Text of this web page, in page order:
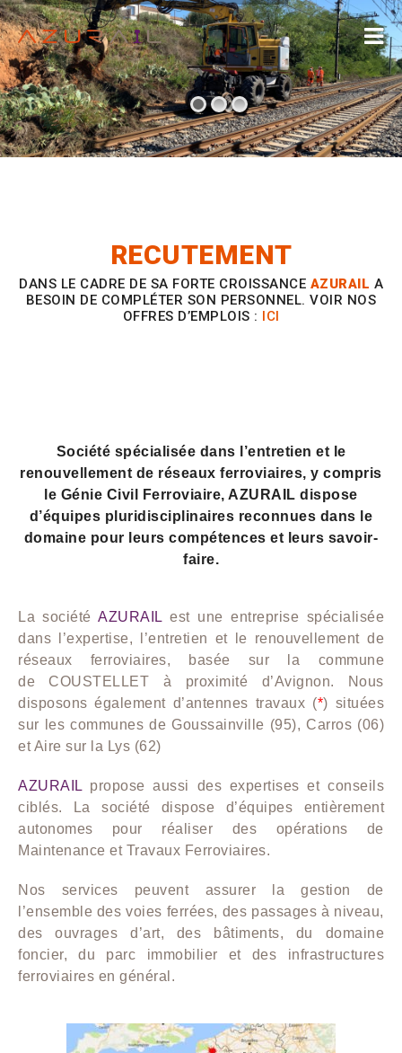
RECUTEMENT
DANS LE CADRE DE SA FORTE CROISSANCE AZURAIL A
BESOIN DE COMPLÉTER SON PERSONNEL. VOIR NOS
OFFRES D’EMPLOIS : ICI
Société spécialisée dans l’entretien et le
renouvellement de réseaux ferroviaires, y compris
le Génie Civil Ferroviaire, AZURAIL dispose
d’équipes pluridisciplinaires reconnues dans le
domaine pour leurs compétences et leurs savoir-
faire.
La sociétéAZURAIL est une entreprise spécialisée
dans l’expertise, l’entretien et le renouvellement de
réseaux ferroviaires, basée sur la commune
de COUSTELLET à proximité d’Avignon. Nous
disposons également d’antennes travaux (*) situées
sur les communes de Goussainville (95), Carros (06)
et Aire sur la Lys (62)
AZURAIL propose aussi des expertises et conseils
ciblés. La société dispose d’équipes entièrement
autonomes pour réaliser des opérations de
Maintenance et Travaux Ferroviaires.
Nos services peuvent assurer la gestion de
l’ensemble des voies ferrées, des passages à niveau,
des ouvrages d’art, des bâtiments, du domaine
foncier, du parc immobilier et des infrastructures
ferroviaires en général.